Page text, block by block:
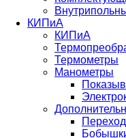
КИПиА
КИПиА
Термометры
Манометры